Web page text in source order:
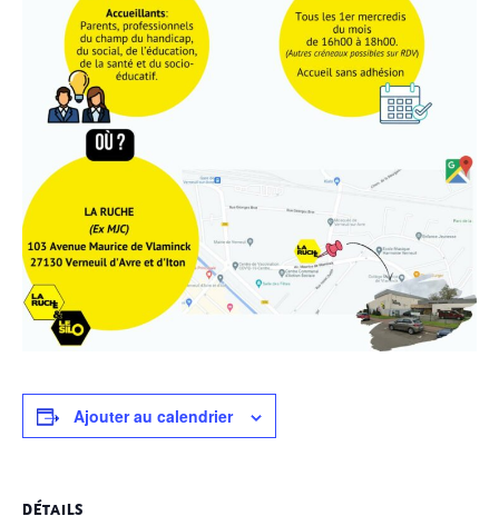
Ajouter au calendrier
DÉTAILS